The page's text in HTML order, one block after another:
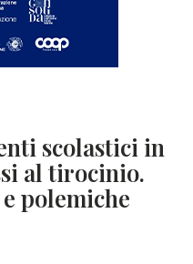
scolastici in
al tirocinio.
polemiche